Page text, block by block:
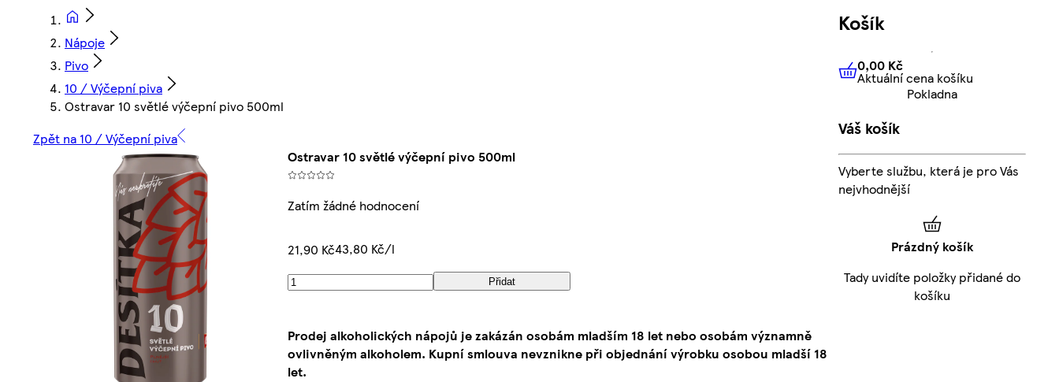
Nápoje
Pivo
10 / Výčepní piva
Ostravar 10 světlé výčepní pivo 500ml
Zpět na 10 / Výčepní piva
Ostravar 10 světlé výčepní pivo 500ml
Zatím žádné hodnocení
21,90 Kč43,80 Kč/l
Přidat
Prodej alkoholických nápojů je zakázán osobám mladším 18 let nebo osobám významně
ovlivněným alkoholem. Kupní smlouva nevznikne při objednání výrobku osobou mladší 18
let.
Košík
0,00 KčAktuální cena košíku
0,00 Kč
Aktuální cena košíku
Pokladna
Váš košík
Vyberte službu, která je pro Vás
nejvhodnější
Prázdný košík
Tady uvidíte položky přidané do
košíku